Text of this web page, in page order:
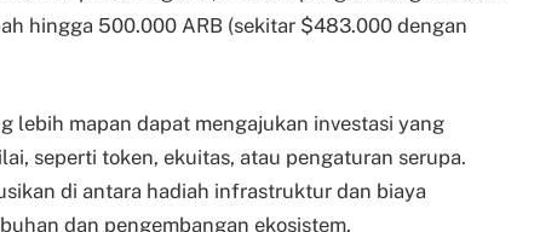
hingga 500.000 ARB (sekitar $483.000 dengan
lebih mapan dapat mengajukan investasi yang
seperti token, ekuitas, atau pengaturan serupa.
di antara hadiah infrastruktur dan biaya
dan pengembangan ekosistem.